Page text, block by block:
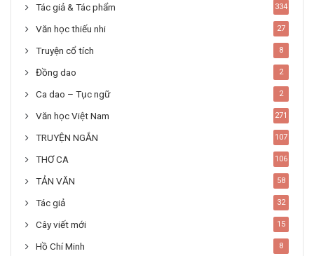
Tác giả & Tác phẩm 334
Văn học thiếu nhi 27
Truyện cổ tích 8
Đồng dao 2
Ca dao – Tục ngữ 2
Văn học Việt Nam 271
TRUYỆN NGẮN 107
THƠ CA 106
TẢN VĂN 58
Tác giả 32
Cây viết mới 15
Hồ Chí Minh 8